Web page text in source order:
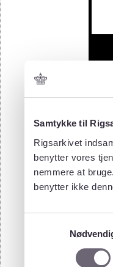
Samtykke til
Rigsarkivet
benytter vores
nemmere at
benytter ikke